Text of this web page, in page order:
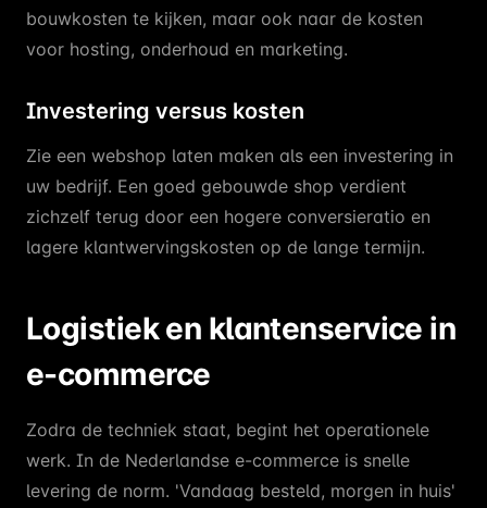
bouwkosten te kijken, maar ook naar de kosten
voor hosting, onderhoud en marketing.
Investering versus kosten
Zie een webshop laten maken als een investering in
uw bedrijf. Een goed gebouwde shop verdient
zichzelf terug door een hogere conversieratio en
lagere klantwervingskosten op de lange termijn.
Logistiek en klantenservice in
e-commerce
Zodra de techniek staat, begint het operationele
werk. In de Nederlandse e-commerce is snelle
levering de norm. 'Vandaag besteld, morgen in huis'